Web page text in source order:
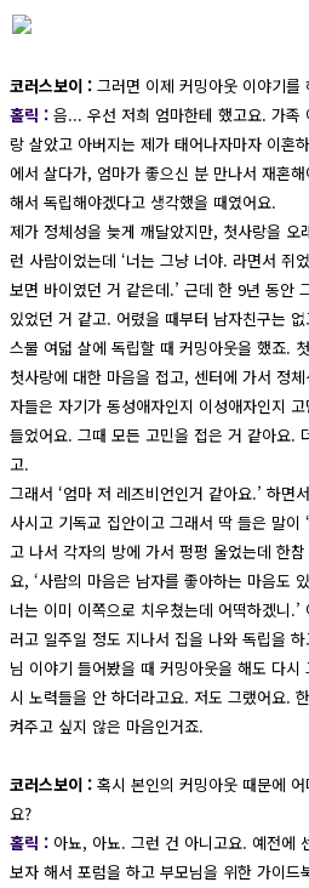
코러스보이 : 그러면 이제 커밍아웃 이야기를
홀릭 : 음... 우선 저희 엄마한테 했고요. 가족
랑 살았고 아버지는 제가 태어나자마자 이혼
에서 살다가, 엄마가 좋으신 분 만나서 재혼
해서 독립해야겠다고 생각했을 때였어요.
제가 정체성을 늦게 깨달았지만, 첫사랑을
런 사람이었는데 ‘너는 그냥 너야. 라면서 쥐
보면 바이였던 거 같은데.’ 근데 한 9년 동안
있었던 거 같고. 어렸을 때부터 남자친구는
스물 여덟 살에 독립할 때 커밍아웃을 했죠.
첫사랑에 대한 마음을 접고, 센터에 가서 정
자들은 자기가 동성애자인지 이성애자인지
들었어요. 그때 모든 고민을 접은 거 같아요.
고.
그래서 ‘엄마 저 레즈비언인거 같아요.’ 하면
사시고 기독교 집안이고 그래서 딱 들은 말이
고 나서 각자의 방에 가서 펑펑 울었는데 한
요, ‘사람의 마음은 남자를 좋아하는 마음도
너는 이미 이쪽으로 치우쳤는데 어떡하겠니
러고 일주일 정도 지나서 집을 나와 독립을
님 이야기 들어봤을 때 커밍아웃을 해도 다
시 노력들을 안 하더라고요. 저도 그랬어요.
켜주고 싶지 않은 마음인거죠.
코러스보이 : 혹시 본인의 커밍아웃 때문에
요?
홀릭 : 아뇨, 아뇨. 그런 건 아니고요. 예전에
보자 해서 포럼을 하고 부모님을 위한 가이드